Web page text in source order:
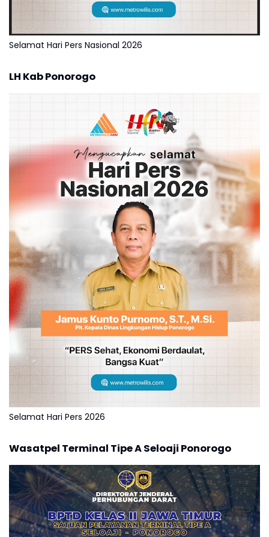
Selamat Hari Pers Nasional 2026
LH Kab Ponorogo
Selamat Hari Pers 2026
Wasatpel Terminal Tipe A Seloaji Ponorogo